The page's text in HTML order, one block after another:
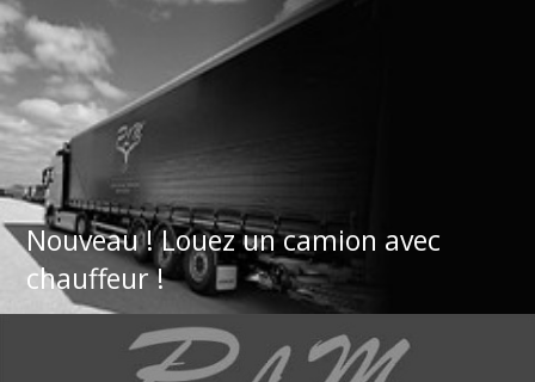
Nouveau ! Louez un camion avec
chauffeur !